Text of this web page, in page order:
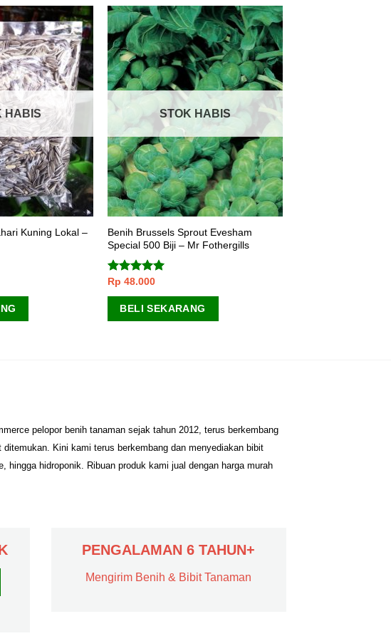
HABIS
Kuning Lokal –
STOK HABIS
Benih Brussels Sprout Evesham
Special 500 Biji – Mr Fothergills
Dinilai5.00
Rp 48.000
BELI SEKARANG
pelopor benih tanaman sejak tahun 2012, terus berkembang
Kini kami terus berkembang dan menyediakan bibit
hidroponik. Ribuan produk kami jual dengan harga murah
PENGALAMAN 6 TAHUN+
Mengirim Benih & Bibit Tanaman